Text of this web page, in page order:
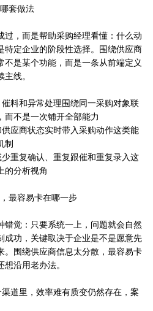
套做法
过，而是帮助采购经理看懂：什么动
特定企业的阶段性选择。围绕供应商
是某个功能，而是一条从前端定义
线。
料和异常处理围绕同一采购对象联
而不是一次铺开全部能力
应商状态实时带入采购动作这类能
制
重复确认、重复跟催和重复录入这
的分析视角
最容易卡在哪一步
错觉：只要系统一上，问题就会自然
成功，关键取决于企业是不是愿意先
。围绕供应商信息太分散，最容易卡
沿用老办法。
道里，效率难有质变仍然存在，案